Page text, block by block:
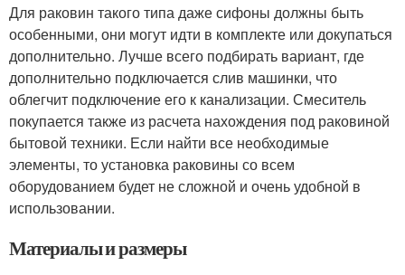
Для раковин такого типа даже сифоны должны быть
особенными, они могут идти в комплекте или докупаться
дополнительно. Лучше всего подбирать вариант, где
дополнительно подключается слив машинки, что
облегчит подключение его к канализации. Смеситель
покупается также из расчета нахождения под раковиной
бытовой техники. Если найти все необходимые
элементы, то установка раковины со всем
оборудованием будет не сложной и очень удобной в
использовании.
Материалы и размеры